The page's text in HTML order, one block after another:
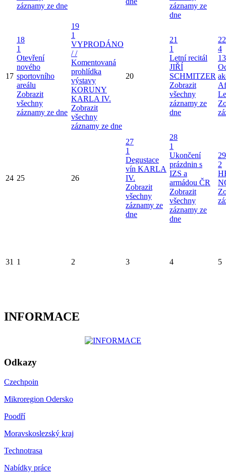
záznamy ze dne
záznamy ze
dne
17
18
1
Otevření
nového
sportovního
areálu
Zobrazit
všechny
záznamy ze dne
19
1
VYPRODÁNO
/ /
Komentovaná
prohlídka
výstavy
KORUNY
KARLA IV.
Zobrazit
všechny
záznamy ze dne
20
21
1
Letní recitál
JIŘÍ
SCHMITZER
Zobrazit
všechny
záznamy ze
dne
22
4
24 25 26
27
1
Degustace
vín KARLA
IV.
Zobrazit
všechny
záznamy ze
dne
28
1
Ukončení
prázdnin s
IZS a
armádou ČR
Zobrazit
všechny
záznamy ze
dne
29
2
31 1 2 3 4 5
INFORMACE
Odkazy
Czechpoin
Mikroregion Odersko
Poodří
Moravskoslezský kraj
Technotrasa
Nabídky práce